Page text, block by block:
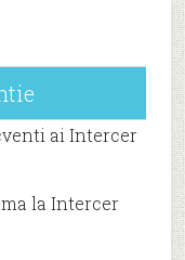
ai Intercer
la Intercer